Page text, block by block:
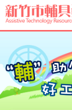
跳
到
主
要
內
塊